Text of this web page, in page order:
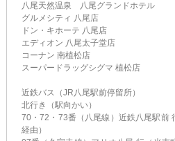
八尾天然温泉 八尾グランドホテル
グルメシティ 八尾店
ドン・キホーテ 八尾店
エディオン 八尾太子堂店
コーナン 南植松店
スーパードラッグシグマ 植松店
近鉄バス（JR八尾駅前停留所）
北行き（駅向かい）
70・72・73番（八尾線）近鉄八尾駅前
経由）